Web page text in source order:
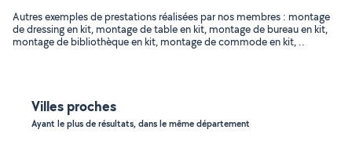
Autres exemples de prestations réalisées par nos membres : montage
de dressing en kit, montage de table en kit, montage de bureau en kit,
montage de bibliothèque en kit, montage de commode en kit, ..
Villes proches
Ayant le plus de résultats, dans le même département